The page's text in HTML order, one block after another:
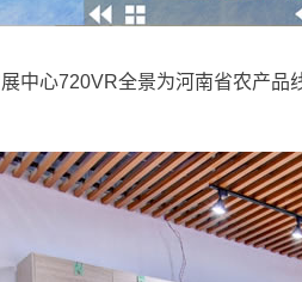
中心720VR全景为河南省农产